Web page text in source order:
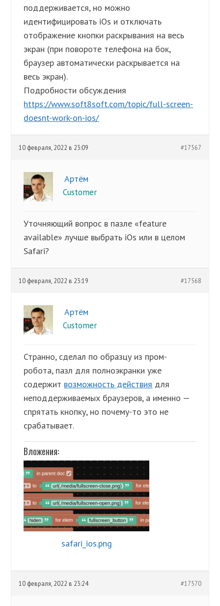
поддерживается, но можно
идентифицировать iOs и отключать
отображение кнопки раскрывания на весь
экран (при повороте телефона на бок,
браузер автоматически раскрывается на
весь экран).
Подробности обсуждения
https://www.soft8soft.com/topic/full-screen-
doesnt-work-on-ios/
10 февраля, 2022 в 23:09 #17567
Артём
Customer
Уточняющий вопрос в пазле «feature
available» лучше выбрать iOs или в целом
Safari?
10 февраля, 2022 в 23:19 #17568
Артём
Customer
Странно, сделал по образцу из пром-
робота, пазл для полноэкранки уже
содержит возможность действия для
неподдерживаемых браузеров, а именно —
спрятать кнопку, но почему-то это не
срабатывает.
Вложения:
safari_ios.png
10 февраля, 2022 в 23:24 #17570